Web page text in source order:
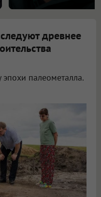
древнее
эпохи палеометалла.